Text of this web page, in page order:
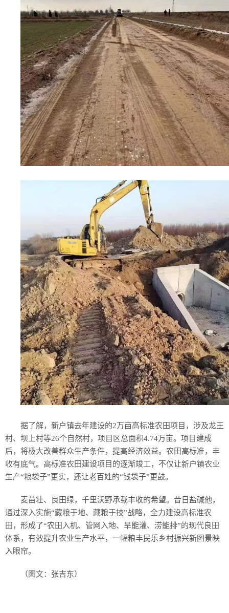
据了解，新户镇去年建设的2万亩高标准农田项目，涉及龙王
村、坝上村等26个自然村，项目区总面积4.74万亩。项目建成
后，将极大改善群众生产条件，提高经济效益。农田高标准，丰
收有底气。高标准农田建设项目的逐渐竣工，不仅让新户镇农业
生产“粮袋子”更实，还让老百姓的“钱袋子”更鼓。
麦苗壮、良田绿，千里沃野承载丰收的希望。昔日盐碱他，
通过深入实施“藏粮于地、藏粮于技”战略，全力建设高标准农
田，形成了“农田入机、管网入地、旱能灌、涝能排”的现代良田
体系，有效提升农业生产水平，一幅粮丰民乐乡村振兴新图景映
入眼帘。
（图文：张吉东）